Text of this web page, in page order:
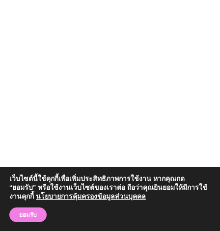
Copyright © 2024 วิทยาลัยสงฆ์จันทบุรี | มหาวิทยาลัยมหาจุฬาลงกรณราช
เว็บไซต์นี้ใช้คุกกี้เพื่อเพิ่มประสิทธิภาพการใช้งาน หากคุณกด
“ยอมรับ” หรือใช้งานเว็บไซต์ของเราต่อ ถือว่าคุณยินยอมให้มีการใช้
งานคุกกี้ นโยบายการคุ้มครองข้อมูลส่วนบุคคล
ยอมรับ